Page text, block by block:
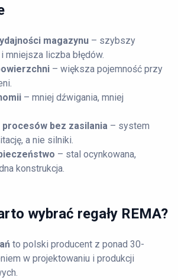
magazynu – szybszy
mniejsza liczba błędów.
– większa pojemność przy
– mniej dźwigania, mniej
bez zasilania – system
a nie silniki.
– stal ocynkowana,
konstrukcja.
wybrać regały REMA?
to polski producent z ponad 30-
w projektowaniu i produkcji